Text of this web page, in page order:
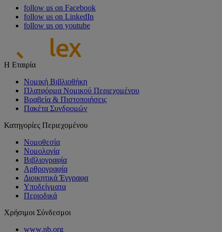
follow us on Facebook
follow us on LinkedIn
follow us on youtube
Η Εταιρία
Νομική Βιβλιοθήκη
Πλατφόρμα Νομικού Περιεχομένου
Βραβεία & Πιστοποιήσεις
Πακέτα Συνδρομών
Κατηγορίες Περιεχομένου
Νομοθεσία
Νομολογία
Βιβλιογραφία
Αρθρογραφία
Διοικητικά Έγγραφα
Υποδείγματα
Περιοδικά
Χρήσιμοι Σύνδεσμοι
www.nb.org